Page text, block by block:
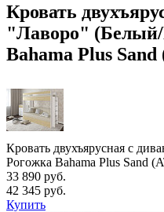
Кровать
"Лаворо"
Bahama Plus
Кровать двухъярусная с
Рогожка Bahama Plus Sand
33 890 руб.
42 345 руб.
Купить